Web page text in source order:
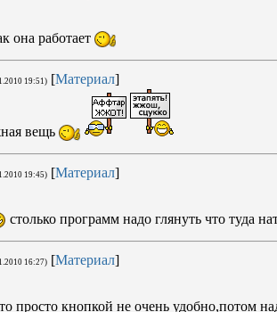
она работает
19:51) [Материал]
вещь
19:45) [Материал]
столько программ надо глянуть что туда
16:27) [Материал]
просто кнопкой не очень удобно,потом